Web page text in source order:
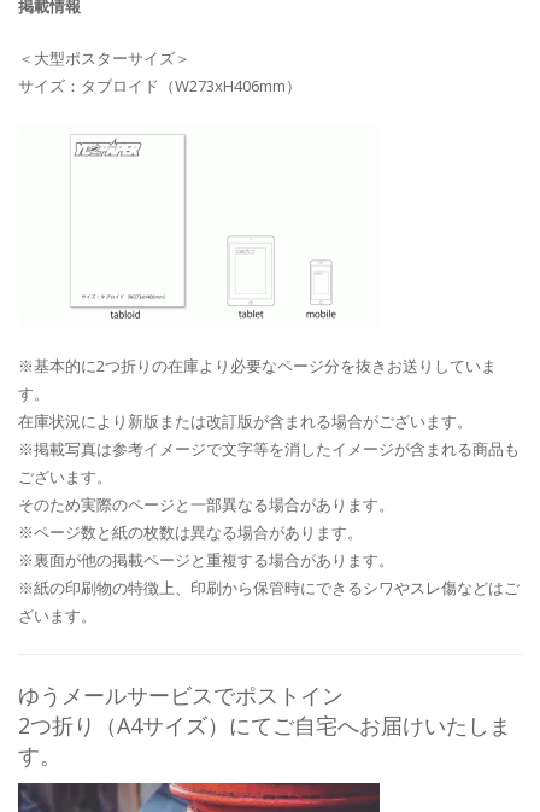
掲載情報
＜大型ポスターサイズ＞
サイズ：タブロイド（W273xH406mm）
※基本的に2つ折りの在庫より必要なページ分を抜きお送りしていま
す。
在庫状況により新版または改訂版が含まれる場合がございます。
※掲載写真は参考イメージで文字等を消したイメージが含まれる商品も
ございます。
そのため実際のページと一部異なる場合があります。
※ページ数と紙の枚数は異なる場合があります。
※裏面が他の掲載ページと重複する場合があります。
※紙の印刷物の特徴上、印刷から保管時にできるシワやスレ傷などはご
ざいます。
ゆうメールサービスでポストイン
2つ折り（A4サイズ）にてご自宅へお届けいたしま
す。